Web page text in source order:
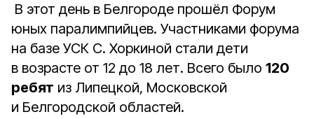
В этот день в Белгороде прошёл Форум
юных паралимпийцев. Участниками форума
на базе УСК С. Хоркиной стали дети
в возрасте от 12 до 18 лет. Всего было 120
ребят из Липецкой, Московской
и Белгородской областей.